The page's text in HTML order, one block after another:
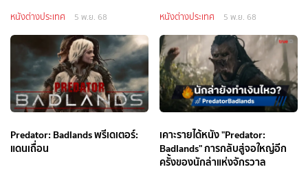
หนังต่างประเทศ 5 พ.ย. 68 หนังต่างประเทศ 5 พ.ย. 68
Predator: Badlands พรีเดเตอร์:
แดนเถื่อน
เคาะรายได้หนัง "Predator:
Badlands" การกลับสู่จอใหญ่อีก
ครั้งของนักล่าแห่งจักรวาล